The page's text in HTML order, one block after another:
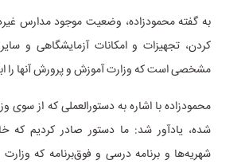
به گفته محمودزاده، وضعیت موجود مدارس
کردن، تجهیزات و امکانات آزمایشگاهی و سایر
مشخصی است که وزارت آموزش و پرورش آنها را
محمودزاده با اشاره به دستورالعملی که از سوی
شده، یادآور شد: ما دستور صادر کردیم که
شهریه‌ها و برنامه درسی و فوق‌برنامه که وزارت